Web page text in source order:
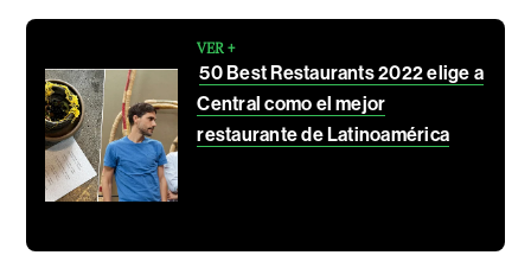
VER +
50 Best Restaurants 2022 elige a
Central como el mejor
restaurante de Latinoamérica